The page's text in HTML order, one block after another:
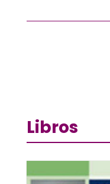
Libros